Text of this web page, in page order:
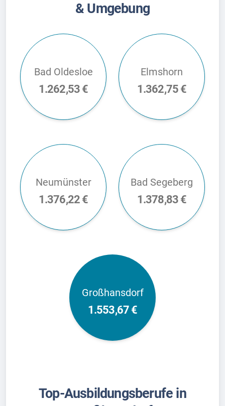
& Umgebung
Bad Oldesloe
1.262,53 €
Elmshorn
1.362,75 €
Neumünster
1.376,22 €
Bad Segeberg
1.378,83 €
Großhansdorf
1.553,67 €
Top-Ausbildungsberufe in